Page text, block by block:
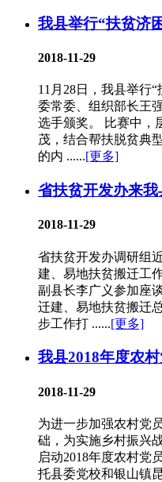
我县举行“扶贫济
2018-11-29
11月28日，我县举行
委常委、组织部长王
选手颁奖。 比赛中，
茂，结合帮扶脱贫典
的内 ......[更多]
省扶贫开发办来
2018-11-29
省扶贫开发办调研组
建、易地扶贫搬迁工
副县长李广义参加座
迁建、易地扶贫搬迁
步工作打 ......[更多]
我县2018年度农
2018-11-29
为进一步加强农村党
础，为实施乡村振兴
启动2018年度农村党
托县委党校和银山镇